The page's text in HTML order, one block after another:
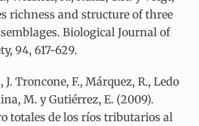
richness and structure of three
Biological Journal of
94, 617-629.
J. Troncone, F., Márquez, R., Ledo
M. y Gutiérrez, E. (2009).
totales de los ríos tributarios al